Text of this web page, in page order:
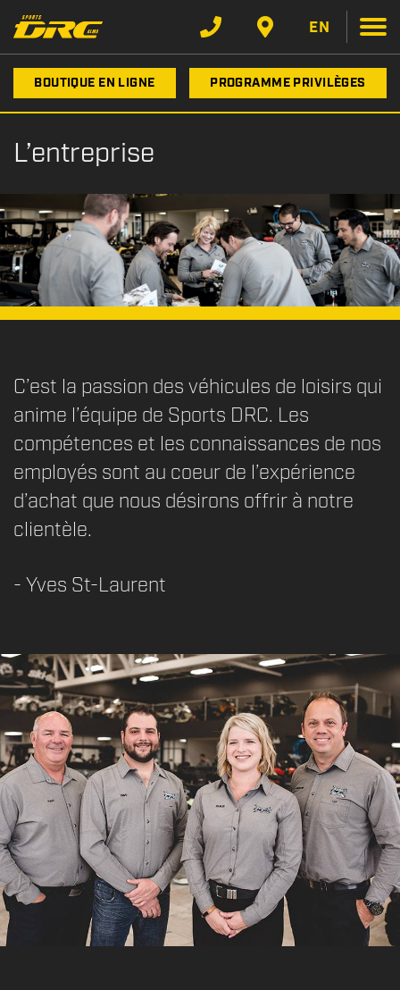
EN
BOUTIQUE EN LIGNE PROGRAMME PRIVILÈGES
L’entreprise
C’est la passion des véhicules de loisirs qui
anime l’équipe de Sports DRC. Les
compétences et les connaissances de nos
employés sont au coeur de l’expérience
d’achat que nous désirons offrir à notre
clientèle.
Yves St-Laurent